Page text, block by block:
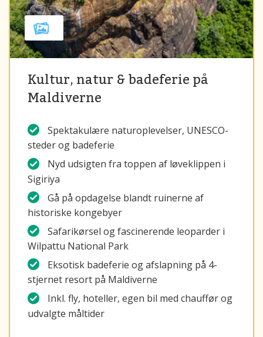
Kultur, natur & badeferie på
Maldiverne
Spektakulære naturoplevelser, UNESCO-
steder og badeferie
Nyd udsigten fra toppen af løveklippen i
Sigiriya
Gå på opdagelse blandt ruinerne af
historiske kongebyer
Safarikørsel og fascinerende leoparder i
Wilpattu National Park
Eksotisk badeferie og afslapning på 4-
stjernet resort på Maldiverne
Inkl. fly, hoteller, egen bil med chauffør og
udvalgte måltider